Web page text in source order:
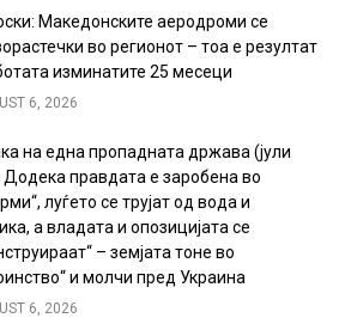
Македонските аеродроми се
во регионот – тоа е резултат
изминатите 25 месеци
6, 2026
на една пропадната држава (јули
Додека правдата е заробена во
луѓето се трујат од вода и
а владата и опозицијата се
– земјата тоне во
и молчи пред Украина
6, 2026